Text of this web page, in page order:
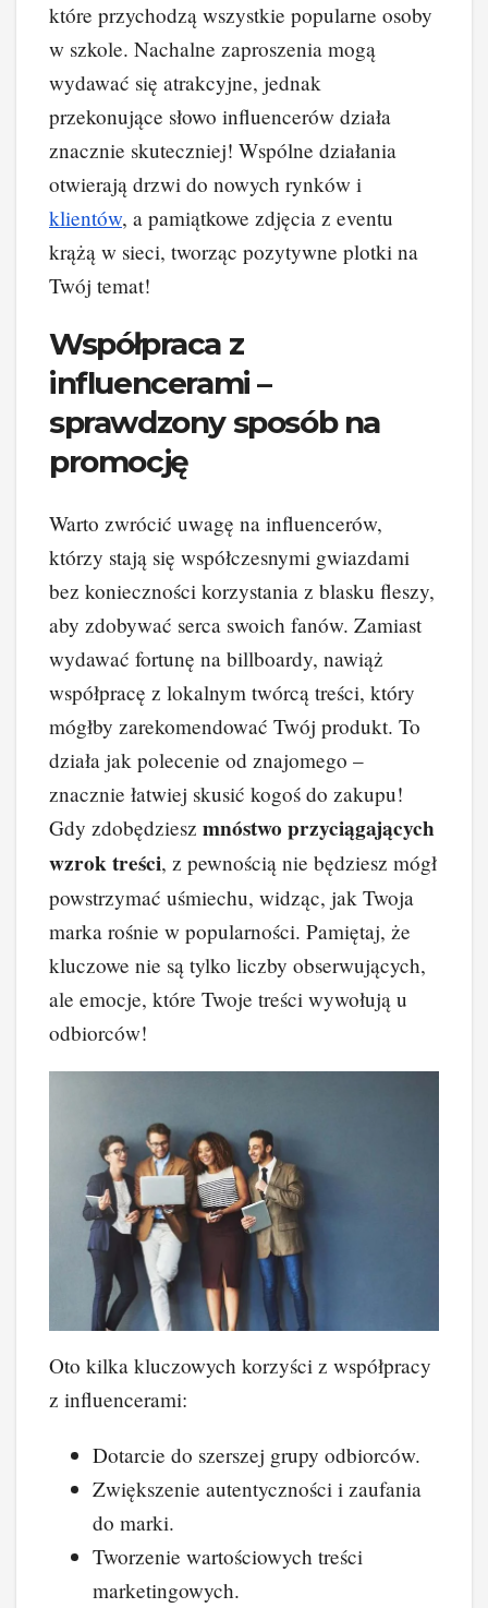
które przychodzą wszystkie popularne osoby
w szkole. Nachalne zaproszenia mogą
wydawać się atrakcyjne, jednak
przekonujące słowo influencerów działa
znacznie skuteczniej! Wspólne działania
otwierają drzwi do nowych rynków i
klientów, a pamiątkowe zdjęcia z eventu
krążą w sieci, tworząc pozytywne plotki na
Twój temat!
Współpraca z
influencerami –
sprawdzony sposób na
promocję
Warto zwrócić uwagę na influencerów,
którzy stają się współczesnymi gwiazdami
bez konieczności korzystania z blasku fleszy,
aby zdobywać serca swoich fanów. Zamiast
wydawać fortunę na billboardy, nawiąż
współpracę z lokalnym twórcą treści, który
mógłby zarekomendować Twój produkt. To
działa jak polecenie od znajomego –
znacznie łatwiej skusić kogoś do zakupu!
Gdy zdobędziesz mnóstwo przyciągających
wzrok treści, z pewnością nie będziesz mógł
powstrzymać uśmiechu, widząc, jak Twoja
marka rośnie w popularności. Pamiętaj, że
kluczowe nie są tylko liczby obserwujących,
ale emocje, które Twoje treści wywołują u
odbiorców!
Oto kilka kluczowych korzyści z współpracy
z influencerami:
Dotarcie do szerszej grupy odbiorców.
Zwiększenie autentyczności i zaufania
do marki.
Tworzenie wartościowych treści
marketingowych.